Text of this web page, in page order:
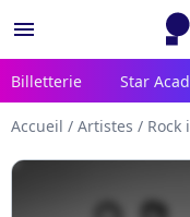
menu
Billetterie Star
Accueil / Artistes / Rock